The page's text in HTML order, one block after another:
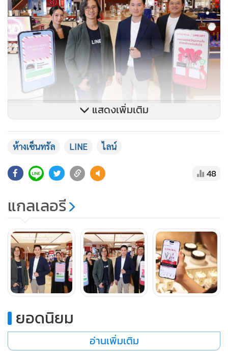
กล่าวว่า “CENTRAL เป็นห้างสรรพสินค้าที่มีของขวัญคุณภาพ
นี้กลายเป็นเรื่องง่ายดาย ความร่วมมือครั้งนี้จึงสะท้อนถึงการ
ผสานระหว่าง ‘ความครบครันของห้างเซ็นทรัลที่มีสินค้าชั้นนำให้
เลือกหลากหลาย’ และ ‘ความสะดวก ง่ายดาย’ เพื่อให้ผู้ใช้งาน
สามารถส่งมอบของขวัญที่มีความหมายได้ในทุกโอกาส ด้วยทุก
ความรู้สึกอย่างแท้จริง LINE GIFT มุ่งมั่นที่จะเป็นแพลตฟอร์ม
อันดับหนึ่งในการส่งของขวัญดิจิทัล เราจึงต้องการคัดสรร
พันธมิตรที่ตอบโจทย์ทั้งในแง่ของคุณภาพสินค้าและความไว้
วางใจจากผู้บริโภค และ CENTRAL คือพันธมิตรที่ตอบโจทย์นั้น
ได้อย่างสมบูรณ์แบบ”
ทัศก เทียมจรัส ผู้ช่วยกรรมการผู้จัดการฝ่าย BD, Digital
Marketing และ Social Commerce กลุ่มห้างสรรพสินค้า
เซ็นทรัล ในเครือเซ็นทรัล รีเทล กล่าวว่า “ห้างเซ็นทรัลขอ
แสดงเพิ่มเติม
ห้างเซ็นทรัล LINE ไลน์
48
แกลเลอรี
ยอดนิยม
อ่านเพิ่มเติม